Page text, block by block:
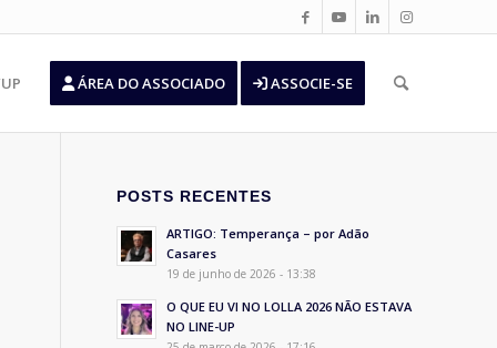
ÁREA DO ASSOCIADO ASSOCIE-SE
POSTS RECENTES
ARTIGO: Temperança – por Adão
Casares
19 de junho de 2026 - 13:38
O QUE EU VI NO LOLLA 2026 NÃO ESTAVA
NO LINE-UP